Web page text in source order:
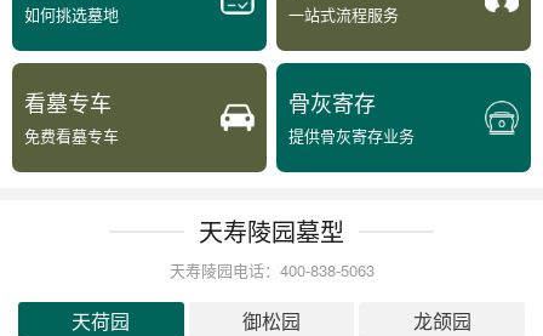
如何挑选墓地 一站式流程服务
看墓专车
免费看墓专车
骨灰寄存
提供骨灰寄存业务
天寿陵园墓型
天寿陵园电话：400-838-5063
天荷园 御松园 龙颌园